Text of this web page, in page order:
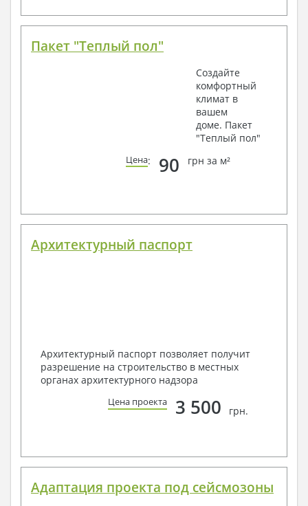
Пакет "Теплый пол"
Создайте
комфортный
климат в
вашем
доме. Пакет
"Теплый пол"
Цена: 90 грн за м²
Архитектурный паспорт
Архитектурный паспорт позволяет получит
разрешение на строительство в местных
органах архитектурного надзора
Цена проекта 3 500 грн.
Адаптация проекта под сейсмозоны